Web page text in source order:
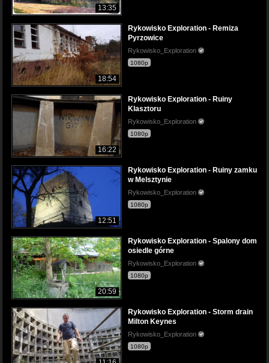
13:35
18:54
Rykowisko Exploration - Remiza
Pyrzowice
Rykowisko_Exploration
1080p
16:22
Rykowisko Exploration - Ruiny
Klasztoru
Rykowisko_Exploration
1080p
12:51
Rykowisko Exploration - Ruiny zamku
w Melsztynie
Rykowisko_Exploration
1080p
20:59
Rykowisko Exploration - Spalony dom
osiedle górne
Rykowisko_Exploration
1080p
Rykowisko Exploration - Storm drain
Milton Keynes
Rykowisko_Exploration
1080p